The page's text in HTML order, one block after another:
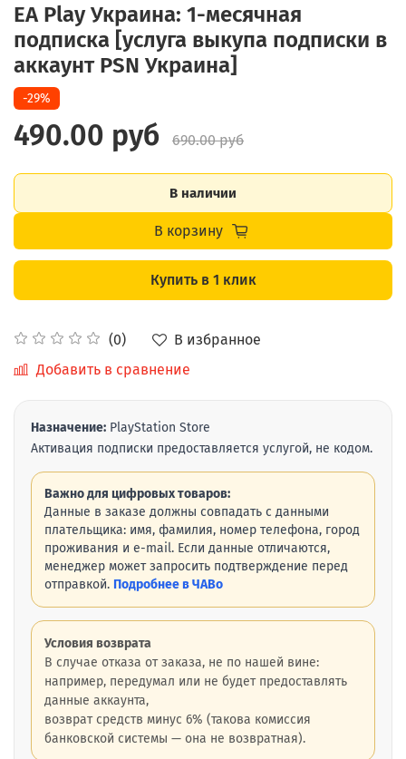
EA Play Украина: 1-месячная
подписка [услуга выкупа подписки в
аккаунт PSN Украина]
(0)
В избранное
Добавить в сравнение
-29%
490.00 руб 690.00 руб
В наличии
В корзину
Купить в 1 клик
Назначение: PlayStation Store
Активация подписки предоставляется услугой, не кодом.
Важно для цифровых товаров:
Данные в заказе должны совпадать с данными
плательщика: имя, фамилия, номер телефона, город
проживания и e-mail. Если данные отличаются,
менеджер может запросить подтверждение перед
отправкой. Подробнее в ЧАВо
Условия возврата
В случае отказа от заказа, не по нашей вине:
например, передумал или не будет предоставлять
данные аккаунта,
возврат средств минус 6% (такова комиссия
банковской системы — она не возвратная).